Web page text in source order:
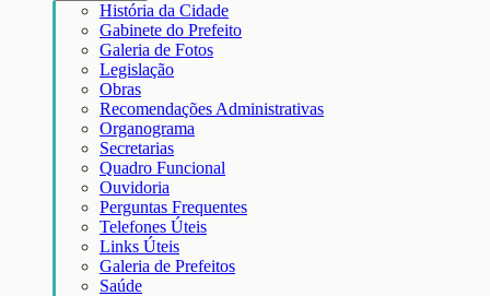
História da Cidade
Gabinete do Prefeito
Galeria de Fotos
Legislação
Obras
Recomendações Administrativas
Organograma
Secretarias
Quadro Funcional
Ouvidoria
Perguntas Frequentes
Telefones Úteis
Links Úteis
Galeria de Prefeitos
Saúde